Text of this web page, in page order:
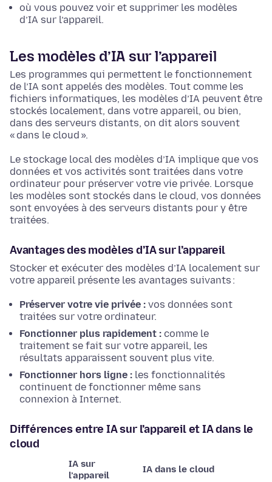
où vous pouvez voir et supprimer les modèles
d’IA sur l’appareil.
Les modèles d’IA sur l’appareil
Les programmes qui permettent le fonctionnement
de l’IA sont appelés des modèles. Tout comme les
fichiers informatiques, les modèles d’IA peuvent être
stockés localement, dans votre appareil, ou bien,
dans des serveurs distants, on dit alors souvent
« dans le cloud ».
Le stockage local des modèles d’IA implique que vos
données et vos activités sont traitées dans votre
ordinateur pour préserver votre vie privée. Lorsque
les modèles sont stockés dans le cloud, vos données
sont envoyées à des serveurs distants pour y être
traitées.
Avantages des modèles d’IA sur l’appareil
Stocker et exécuter des modèles d’IA localement sur
votre appareil présente les avantages suivants :
Préserver votre vie privée : vos données sont
traitées sur votre ordinateur.
Fonctionner plus rapidement : comme le
traitement se fait sur votre appareil, les
résultats apparaissent souvent plus vite.
Fonctionner hors ligne : les fonctionnalités
continuent de fonctionner même sans
connexion à Internet.
Différences entre IA sur l’appareil et IA dans le
cloud
IA sur
l’appareil
IA dans le cloud